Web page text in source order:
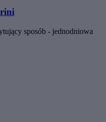
sposób - jednodniowa